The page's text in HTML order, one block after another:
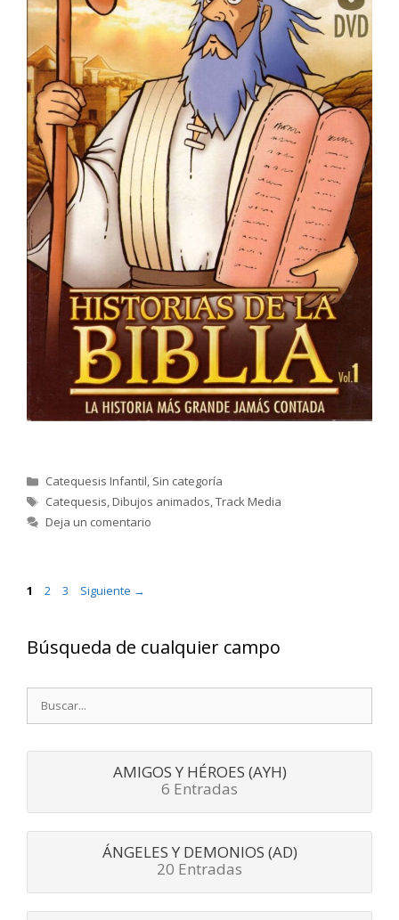
Categorías
Catequesis Infantil, Sin categoría
Etiquetas
Catequesis,Dibujos animados,Track Media
Deja un comentario
Página
1 Página
2 Página
3 Siguiente →
Búsqueda de cualquier campo
Buscar:
AMIGOS Y HÉROES (AYH)
6 Entradas
ÁNGELES Y DEMONIOS (AD)
20 Entradas